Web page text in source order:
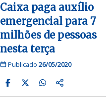
Caixa paga auxílio
emergencial para 7
milhões de pessoas
nesta terça
Publicado 26/05/2020